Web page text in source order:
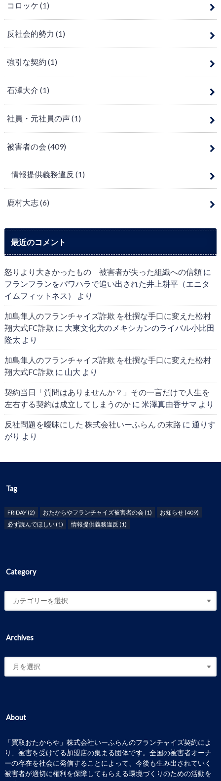
コロッケ (1)
反社会的勢力 (1)
強引な契約 (1)
石澤大介 (1)
社員・元社員の声(1)
被害者の会 (409)
情報提供義務違反 (1)
鹿村大志(6)
最近のコメント
怒りより大きかったもの 被害者が失った組織への信頼に
フランフランをパワハラで追い出された井上耕平（エニタ
イムフィットネス）
より
加島隼人のフランチャイズ詐欺 を杜撰な手口に変えた松村
翔大式FC詐欺 に 大東文化大のメキシカンのライバル小比田
隆太 より
加島隼人のフランチャイズ詐欺 を杜撰な手口に変えた松村
翔大式FC詐欺 に 山大 より
契約当日「質問はありませんか？」その一言だけで人生を
左右する契約は成立してしまうのかに 米澤真由香サマ より
反社問題を曖昧にした 株式会社いーふらん の末路 に 通りす
がり より
Tag
FRIDAY(2) おたからやフランチャイズ被害者の会(1) お知らせ(409)
必ず読んでほしい(1) 情報提供義務違反 (1)
Category
Archives
About
「買取おたからや」株式会社いーふらんのフランチャイズ契約によ
り、被害を受けてる加盟店の集まる団体です。全国の被害者オーナ
ーの存在を社会に発信することによって、今後も生み出されていく
被害者が適切に権利を保障してもらえる環境づくりのための活動を